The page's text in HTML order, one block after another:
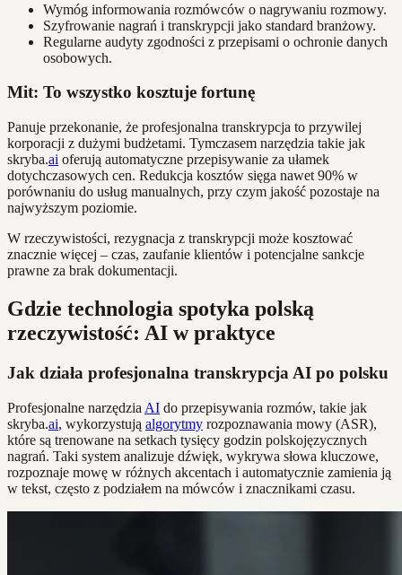
Wymóg informowania rozmówców o nagrywaniu rozmowy.
Szyfrowanie nagrań i transkrypcji jako standard branżowy.
Regularne audyty zgodności z przepisami o ochronie danych
osobowych.
Mit: To wszystko kosztuje fortunę
Panuje przekonanie, że profesjonalna transkrypcja to przywilej
korporacji z dużymi budżetami. Tymczasem narzędzia takie jak
skryba.ai oferują automatyczne przepisywanie za ułamek
dotychczasowych cen. Redukcja kosztów sięga nawet 90% w
porównaniu do usług manualnych, przy czym jakość pozostaje na
najwyższym poziomie.
W rzeczywistości, rezygnacja z transkrypcji może kosztować
znacznie więcej – czas, zaufanie klientów i potencjalne sankcje
prawne za brak dokumentacji.
Gdzie technologia spotyka polską
rzeczywistość: AI w praktyce
Jak działa profesjonalna transkrypcja AI po polsku
Profesjonalne narzędzia AI do przepisywania rozmów, takie jak
skryba.ai, wykorzystują algorytmy rozpoznawania mowy (ASR),
które są trenowane na setkach tysięcy godzin polskojęzycznych
nagrań. Taki system analizuje dźwięk, wykrywa słowa kluczowe,
rozpoznaje mowę w różnych akcentach i automatycznie zamienia ją
w tekst, często z podziałem na mówców i znacznikami czasu.